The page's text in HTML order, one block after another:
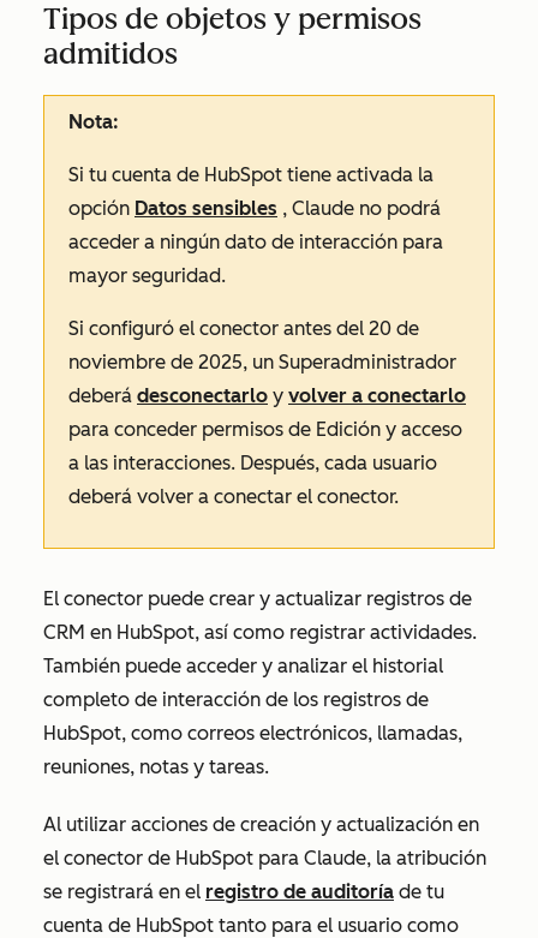
Tipos de objetos y permisos
admitidos
Nota:
Si tu cuenta de HubSpot tiene activada la
opción Datos sensibles , Claude no podrá
acceder a ningún dato de interacción para
mayor seguridad.
Si configuró el conector antes del 20 de
noviembre de 2025, un Superadministrador
deberá desconectarlo y volver a conectarlo
para conceder permisos de Edición y acceso
a las interacciones. Después, cada usuario
deberá volver a conectar el conector.
El conector puede crear y actualizar registros de
CRM en HubSpot, así como registrar actividades.
También puede acceder y analizar el historial
completo de interacción de los registros de
HubSpot, como correos electrónicos, llamadas,
reuniones, notas y tareas.
Al utilizar acciones de creación y actualización en
el conector de HubSpot para Claude, la atribución
se registrará en el registro de auditoría de tu
cuenta de HubSpot tanto para el usuario como